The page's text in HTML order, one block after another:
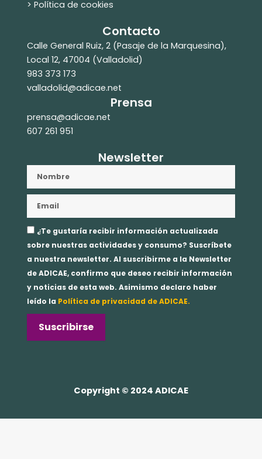
> Política de cookies
Contacto
Calle General Ruiz, 2 (Pasaje de la Marquesina),
Local 12, 47004 (Valladolid)
983 373 173
valladolid@adicae.net
Prensa
prensa@adicae.net
607 261 951
Newsletter
Aceptación
privacidad
¿Te gustaría recibir información actualizada
sobre nuestras actividades y consumo? Suscríbete
a nuestra newsletter. Al suscribirme a la Newsletter
de ADICAE, confirmo que deseo recibir información
y noticias de esta web. Asimismo declaro haber
leído la Política de privacidad de ADICAE.
Suscribirse
Copyright © 2024 ADICAE